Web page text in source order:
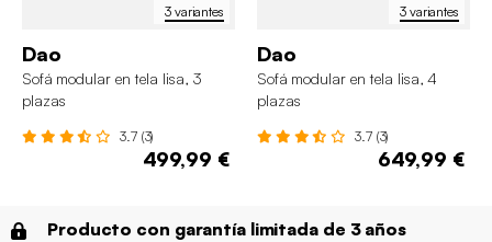
3 variantes
Dao
Sofá modular en tela lisa, 3
plazas
3.7 (3)
499,99 €
3 variantes
Dao
Sofá modular en tela lisa, 4
plazas
3.7 (3)
649,99 €
Producto con garantía limitada de 3 años